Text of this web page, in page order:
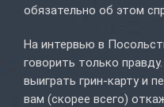
обязательно об этом
На интервью в
говорить только
выиграть грин-карту и
вам (скорее всего)